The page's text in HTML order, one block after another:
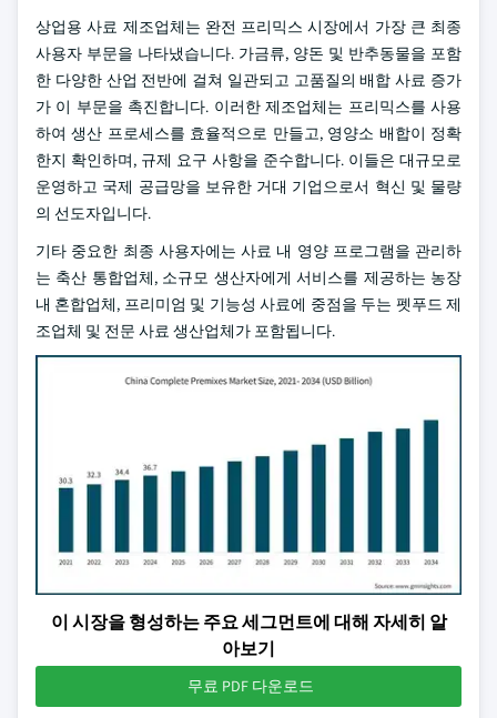
상업용 사료 제조업체는 완전 프리믹스 시장에서 가장 큰 최종
사용자 부문을 나타냈습니다. 가금류, 양돈 및 반추동물을 포함
한 다양한 산업 전반에 걸쳐 일관되고 고품질의 배합 사료 증가
가 이 부문을 촉진합니다. 이러한 제조업체는 프리믹스를 사용
하여 생산 프로세스를 효율적으로 만들고, 영양소 배합이 정확
한지 확인하며, 규제 요구 사항을 준수합니다. 이들은 대규모로
운영하고 국제 공급망을 보유한 거대 기업으로서 혁신 및 물량
의 선도자입니다.
기타 중요한 최종 사용자에는 사료 내 영양 프로그램을 관리하
는 축산 통합업체, 소규모 생산자에게 서비스를 제공하는 농장
내 혼합업체, 프리미엄 및 기능성 사료에 중점을 두는 펫푸드 제
조업체 및 전문 사료 생산업체가 포함됩니다.
이 시장을 형성하는 주요 세그먼트에 대해 자세히 알
아보기
무료 PDF 다운로드